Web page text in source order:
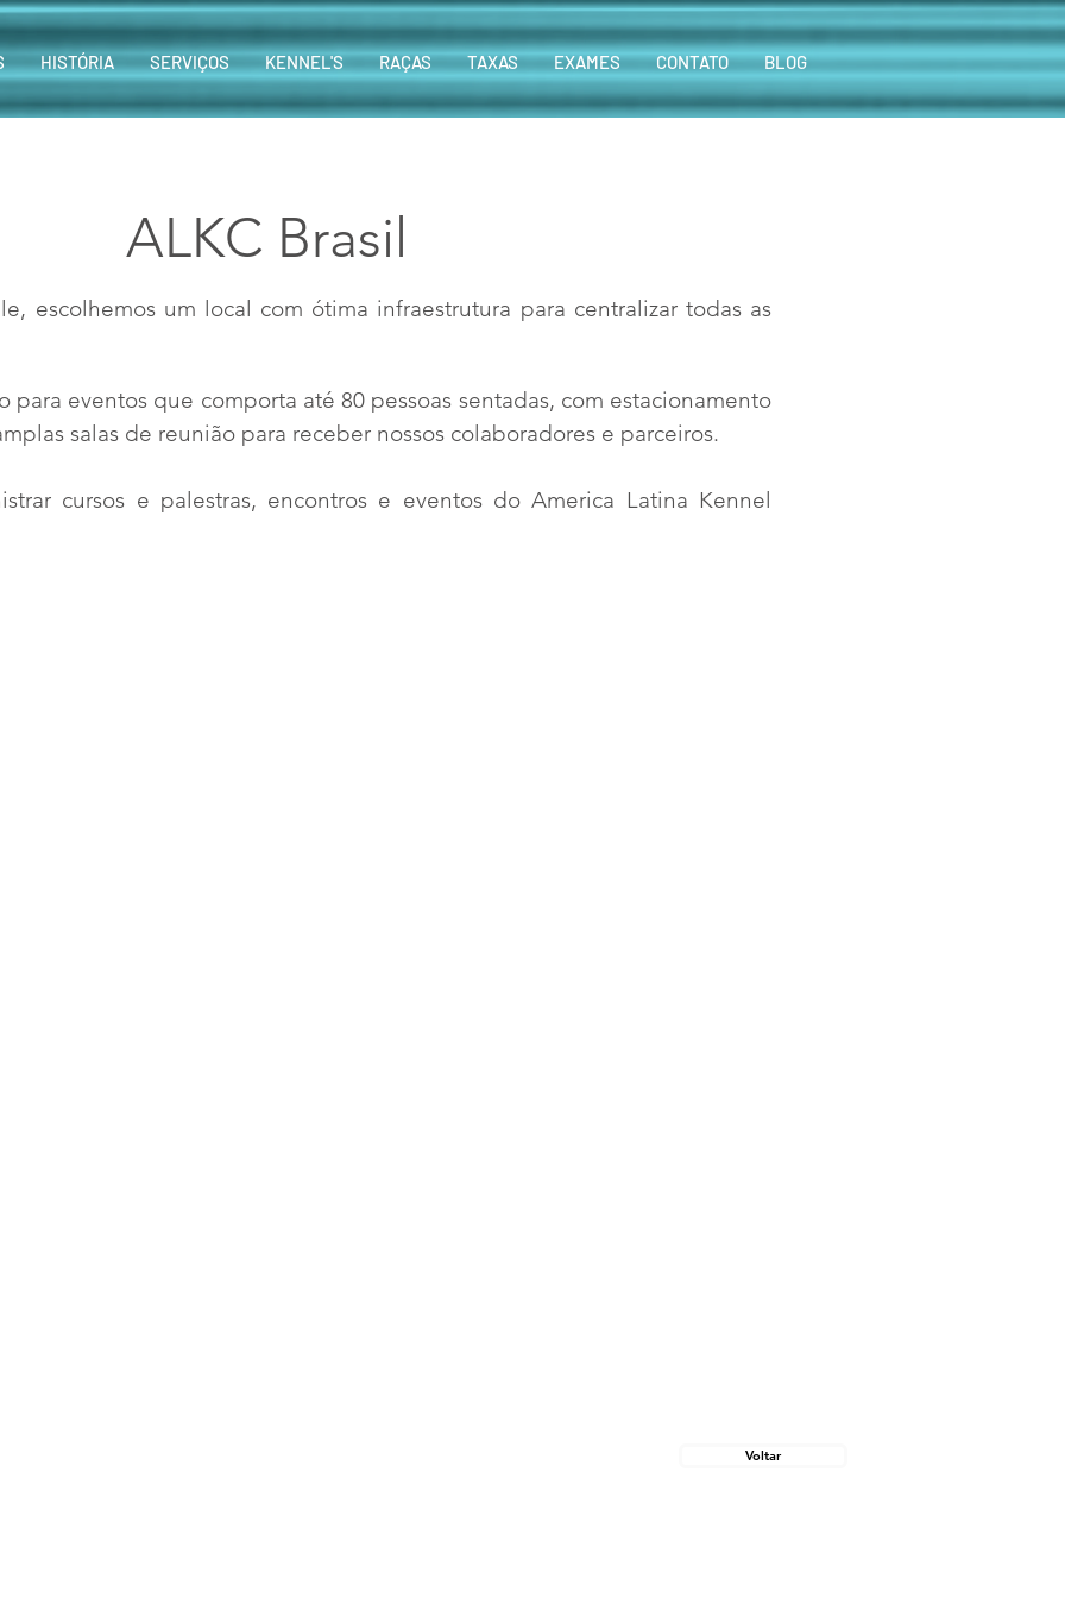
HISTÓRIA SERVIÇOS KENNEL'S RAÇAS TAXAS EXAMES CONTATO BLOG
ALKC Brasil
escolhemos um local com ótima infraestrutura para centralizar todas as
para eventos que comporta até 80 pessoas sentadas, com estacionamento
salas de reunião para receber nossos colaboradores e parceiros.
cursos e palestras, encontros e eventos do America Latina Kennel
Voltar